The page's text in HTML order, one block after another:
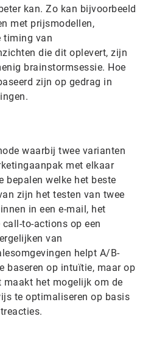
kan. Zo kan bijvoorbeeld
met prijsmodellen,
timing van
die dit oplevert, zijn
brainstormsessie. Hoe
zijn op gedrag in
waarbij twee varianten
met elkaar
bepalen welke het beste
zijn het testen van twee
in een e-mail, het
to-actions op een
van
helpt A/B-
baseren op intuïtie, maar op
maakt het mogelijk om de
te optimaliseren op basis